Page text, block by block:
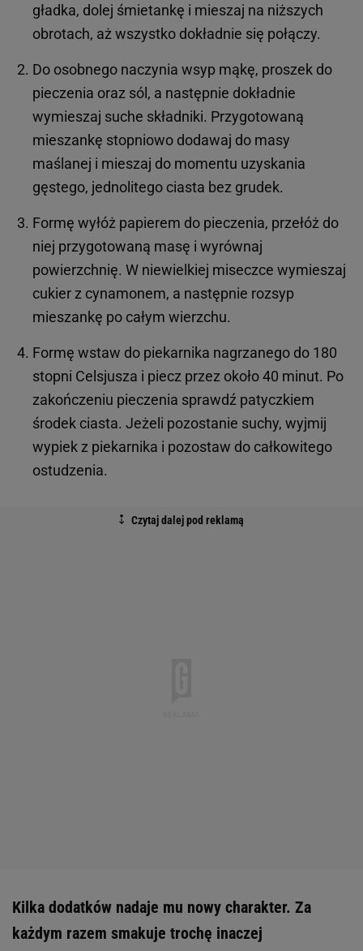
gładka, dolej śmietankę i mieszaj na niższych
obrotach, aż wszystko dokładnie się połączy.
Do osobnego naczynia wsyp mąkę, proszek do
pieczenia oraz sól, a następnie dokładnie
wymieszaj suche składniki. Przygotowaną
mieszankę stopniowo dodawaj do masy
maślanej i mieszaj do momentu uzyskania
gęstego, jednolitego ciasta bez grudek.
Formę wyłóż papierem do pieczenia, przełóż do
niej przygotowaną masę i wyrównaj
powierzchnię. W niewielkiej miseczce wymieszaj
cukier z cynamonem, a następnie rozsyp
mieszankę po całym wierzchu.
Formę wstaw do piekarnika nagrzanego do 180
stopni Celsjusza i piecz przez około 40 minut. Po
zakończeniu pieczenia sprawdź patyczkiem
środek ciasta. Jeżeli pozostanie suchy, wyjmij
wypiek z piekarnika i pozostaw do całkowitego
ostudzenia.
Kilka dodatków nadaje mu nowy charakter. Za
każdym razem smakuje trochę inaczej